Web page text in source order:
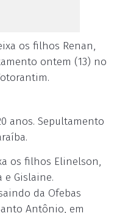
os filhos Renan,
ontem (13) no
anos. Sepultamento
os filhos Elinelson,
e Gislaine.
da Ofebas
Antônio, em